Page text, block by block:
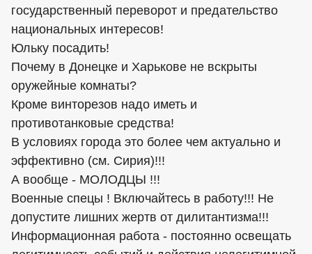
государственный переворот и предательство
национальных интересов!
Юльку посадить!
Почему в Донецке и Харькове не вскрыты
оружейные комнаты?
Кроме винторезов надо иметь и
противотанковые средства!
В условиях города это более чем актуально и
эффективно (см. Сирия)!!!
А вообще - МОЛОДЦЫ !!!
Военные спецы ! Включайтесь в работу!!! Не
допустите лишних жертв от дилитантизма!!!
Информационная работа - постоянно освещать